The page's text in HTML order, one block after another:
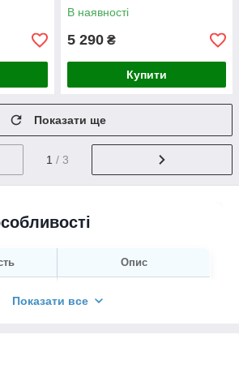
В наявності
5 290 ₴
Купити
Показати ще
1 / 3
Опис
Показати все